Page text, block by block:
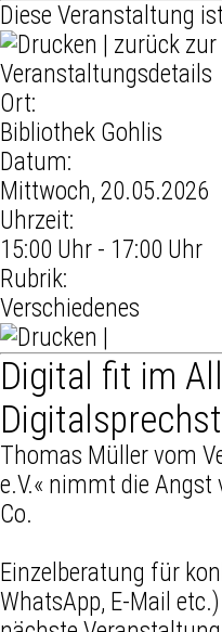
Diese Veranstaltung
zurück zur
Veranstaltungsdetails
Ort:
Bibliothek Gohlis
Datum:
Mittwoch, 20.05.2026
Uhrzeit:
15:00 Uhr - 17:00 Uhr
Rubrik:
Verschiedenes
Digital fit im
Thomas Müller vom
e.V.« nimmt die Angst
Co.
Einzelberatung für
WhatsApp, E-Mail etc.)